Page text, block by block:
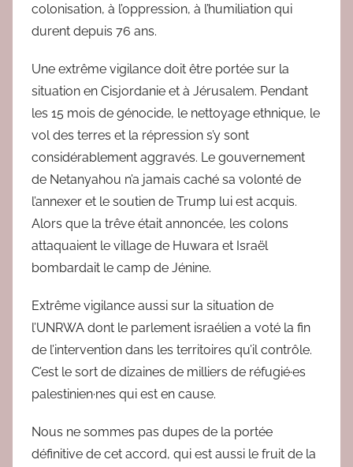
colonisation, à l’oppression, à l’humiliation qui
durent depuis 76 ans.
Une extrême vigilance doit être portée sur la
situation en Cisjordanie et à Jérusalem. Pendant
les 15 mois de génocide, le nettoyage ethnique, le
vol des terres et la répression s’y sont
considérablement aggravés. Le gouvernement
de Netanyahou n’a jamais caché sa volonté de
l’annexer et le soutien de Trump lui est acquis.
Alors que la trêve était annoncée, les colons
attaquaient le village de Huwara et Israël
bombardait le camp de Jénine.
Extrême vigilance aussi sur la situation de
l’UNRWA dont le parlement israélien a voté la fin
de l’intervention dans les territoires qu’il contrôle.
C’est le sort de dizaines de milliers de réfugié·es
palestinien·nes qui est en cause.
Nous ne sommes pas dupes de la portée
définitive de cet accord, qui est aussi le fruit de la